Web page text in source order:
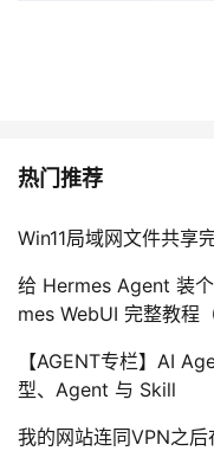
热门推荐
Win11局域网文件共享
给 Hermes Agent 装
mes WebUI 完整教程
【AGENT专栏】AI
型、Agent 与 Skill
我的网站连同VPN之